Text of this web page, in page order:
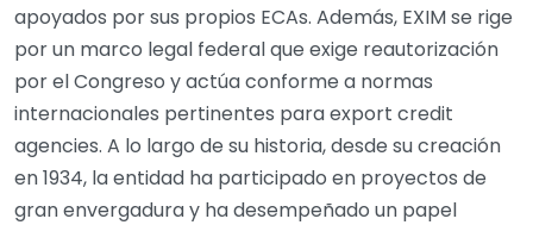
apoyados por sus propios ECAs. Además, EXIM se rige
por un marco legal federal que exige reautorización
por el Congreso y actúa conforme a normas
internacionales pertinentes para export credit
agencies. A lo largo de su historia, desde su creación
en 1934, la entidad ha participado en proyectos de
gran envergadura y ha desempeñado un papel